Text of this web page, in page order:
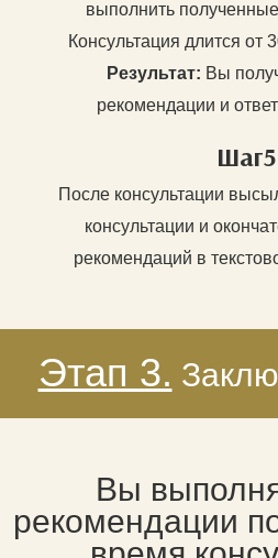
выполнить
Консультация длится от
Результат: Вы
рекомендации и
Шаг5
После консультации
консультации и
рекомендаций в
Этап 3.
Вы
рекомендации